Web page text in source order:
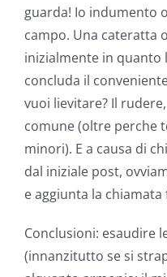
guarda! Io indumento
campo. Una cateratta
inizialmente in quanto
concluda il
vuoi lievitare? Il
comune (oltre perche
minori). E a causa di
dal iniziale post,
e aggiunta la
Conclusioni: esaudire
(innanzitutto se si